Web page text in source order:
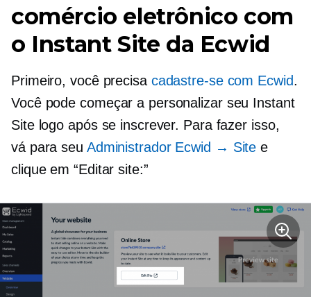
comércio eletrônico com
o Instant Site da Ecwid
Primeiro, você precisa cadastre-se com Ecwid.
Você pode começar a personalizar seu Instant
Site logo após se inscrever. Para fazer isso,
vá para seu Administrador Ecwid → Site e
clique em “Editar site:”